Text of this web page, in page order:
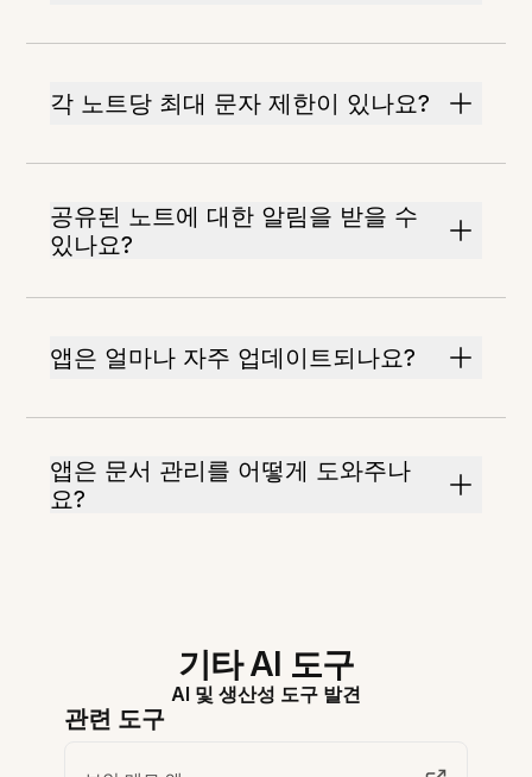
각 노트당 최대 문자 제한이 있나요?
공유된 노트에 대한 알림을 받을 수
있나요?
앱은 얼마나 자주 업데이트되나요?
앱은 문서 관리를 어떻게 도와주나
요?
기타 AI 도구
AI 및 생산성 도구 발견
관련 도구